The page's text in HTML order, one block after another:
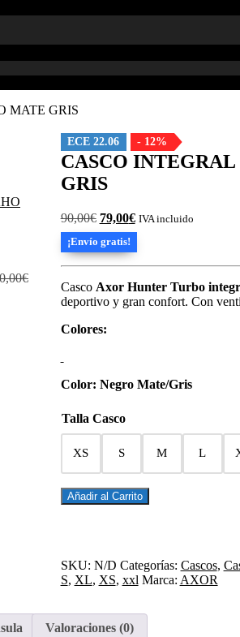
MATE GRIS
ECE 22.06 - 12%
CASCO
GRIS
90,00€ El
precio
original
era:
79,00€El
precio
IVA incluido
¡Envío gratis!
Casco Axor Hunter Turbo
deportivo y gran confort. Con
Colores:
Color: Negro Mate/Gris
Talla Casco
XS S M L
CASCO
INTEGRAL
MATE
GRIS
Añadir al Carrito
SKU: N/D Categorías: Cascos,
S, XL, XS, xxl Marca: AXOR
€El
original
90,00€.
Valoraciones (0)